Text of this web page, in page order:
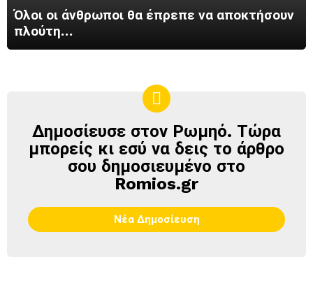
Όλοι οι άνθρωποι θα έπρεπε να αποκτήσουν
πλούτη…
ΔΗΜΟΣΊΕΥΣΕ
ΣΤΟΝ
ΡΩΜΗΌ
Δημοσίευσε στον Ρωμηό. Τώρα
μπορείς κι εσύ να δεις το άρθρο
σου δημοσιευμένο στο
Romios.gr
Νέα Δημοσίευση